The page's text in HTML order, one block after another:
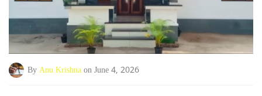
By Anu Krishna on June 4, 2026